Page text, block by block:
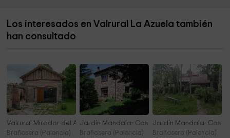
Ayuntamiento De Valdeolea
Los interesados en Valrural La Azuela también
han consultado
Valrural Mirador del Alba
Brañosera (Palencia)
Jardín Mandala- Casa Valle de Brezos
Brañosera (Palencia)
Jardín Mandala- Casa
Brañosera (Palencia)